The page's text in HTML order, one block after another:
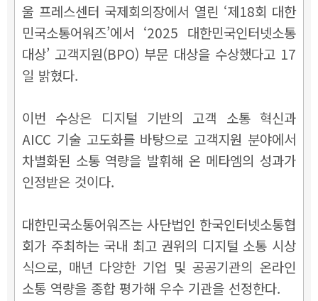
울 프레스센터 국제회의장에서 열린 ‘제18회 대한
민국소통어워즈’에서 ‘2025 대한민국인터넷소통
대상’ 고객지원(BPO) 부문 대상을 수상했다고 17
일 밝혔다.
이번 수상은 디지털 기반의 고객 소통 혁신과
AICC 기술 고도화를 바탕으로 고객지원 분야에서
차별화된 소통 역량을 발휘해 온 메타엠의 성과가
인정받은 것이다.
대한민국소통어워즈는 사단법인 한국인터넷소통협
회가 주최하는 국내 최고 권위의 디지털 소통 시상
식으로, 매년 다양한 기업 및 공공기관의 온라인
소통 역량을 종합 평가해 우수 기관을 선정한다.